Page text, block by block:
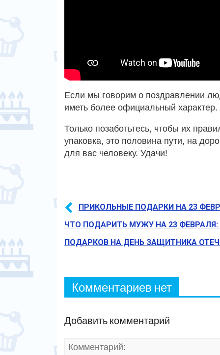
Если мы говорим о поздравлении
иметь более официальный
Только позаботьтесь, чтобы их
упаковка, это половина пути, на
для вас человеку. Удачи!
ПРИКОЛЬНЫЕ ПОДАРКИ НА 23
ЧТО ПОДАРИТЬ МУЖУ НА 23
ПОДАРКОВ НА ДЕНЬ ЗАЩИТНИКА
Комментариев нет
Добавить комментарий